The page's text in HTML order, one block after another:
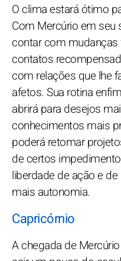
O clima estará ótimo
Com Mercúrio em seu
contar com mudanças
contatos
com relações que lhe
afetos. Sua rotina
abrirá para desejos
conhecimentos mais
poderá retomar
de certos
liberdade de ação e
mais autonomia.
Capricórnio
A chegada de